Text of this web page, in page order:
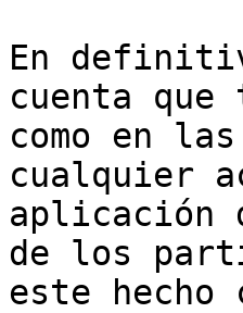
En
cuenta que
como en
cualquier
aplicación
de los
este